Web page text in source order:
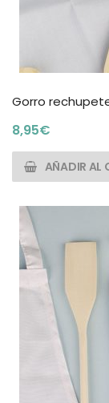
Gorro
8,95€
AÑADIR AL